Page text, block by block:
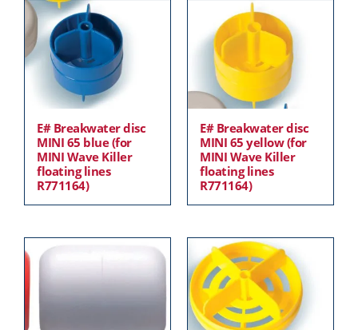
E# Breakwater disc
MINI 65 blue (for
MINI Wave Killer
floating lines
R771164)
E# Breakwater disc
MINI 65 yellow (for
MINI Wave Killer
floating lines
R771164)